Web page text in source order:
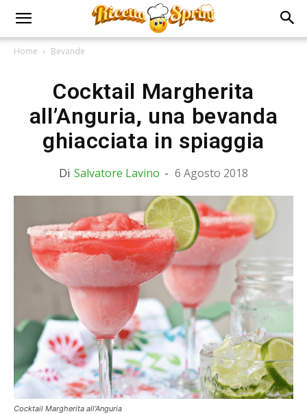
Home Bevande
Cocktail Margherita
all’Anguria, una bevanda
ghiacciata in spiaggia
Di Salvatore Lavino - 6 Agosto 2018
Cocktail Margherita all’Anguria